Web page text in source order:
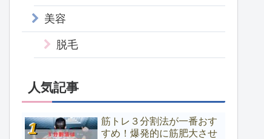
美容
脱毛
人気記事
筋トレ３分割法が一番おす
すめ！爆発的に筋肥大させ